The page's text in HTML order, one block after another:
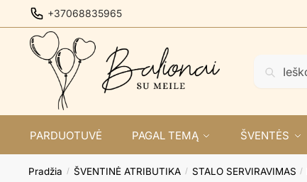
to
navigation
to
content
+37068835965
PARDUOTUVĖ PAGAL TEMĄ ŠVENTĖS
Pradžia / ŠVENTINĖ ATRIBUTIKA / STALO SERVIRAVIMAS /